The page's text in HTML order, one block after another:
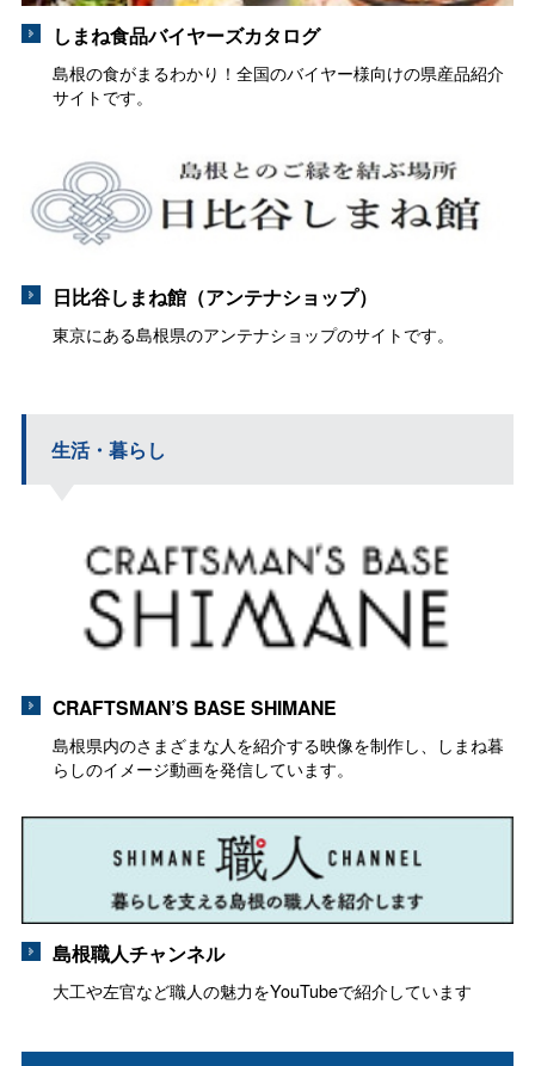
しまね食品バイヤーズカタログ
島根の食がまるわかり！全国のバイヤー様向けの県産品紹介
サイトです。
日比谷しまね館（アンテナショップ）
東京にある島根県のアンテナショップのサイトです。
生活・暮らし
CRAFTSMAN’S BASE SHIMANE
島根県内のさまざまな人を紹介する映像を制作し、しまね暮
らしのイメージ動画を発信しています。
島根職人チャンネル
大工や左官など職人の魅力をYouTubeで紹介しています